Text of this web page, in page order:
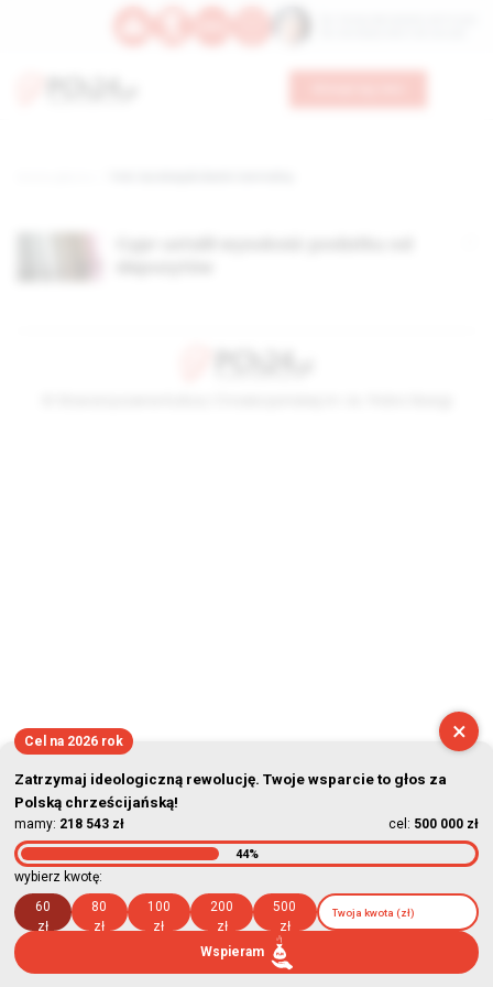
×
Cel na 2026 rok
Zatrzymaj ideologiczną rewolucję. Twoje wsparcie to głos za
Polską chrześcijańską!
mamy: 218 543 zł cel: 500 000 zł
44%
wybierz kwotę:
60
zł
80
zł
100
zł
200
zł
500
zł
Wspieram